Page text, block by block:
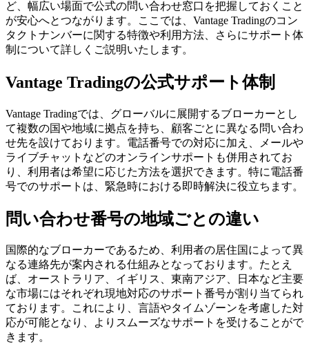
ど、幅広い場面で公式の問い合わせ窓口を把握しておくこと
が安心へとつながります。ここでは、Vantage Tradingのコン
タクトナンバーに関する特徴や利用方法、さらにサポート体
制について詳しくご説明いたします。
Vantage Tradingの公式サポート体制
Vantage Tradingでは、グローバルに展開するブローカーとし
て複数の国や地域に拠点を持ち、顧客ごとに異なる問い合わ
せ先を設けております。電話番号での対応に加え、メールや
ライブチャットなどのオンラインサポートも併用されてお
り、利用者は希望に応じた方法を選択できます。特に電話番
号でのサポートは、緊急時における即時解決に役立ちます。
問い合わせ番号の地域ごとの違い
国際的なブローカーであるため、利用者の居住国によって異
なる連絡先が案内される仕組みとなっております。たとえ
ば、オーストラリア、イギリス、東南アジア、日本など主要
な市場にはそれぞれ現地対応のサポート番号が割り当てられ
ております。これにより、言語やタイムゾーンを考慮した対
応が可能となり、よりスムーズなサポートを受けることがで
きます。